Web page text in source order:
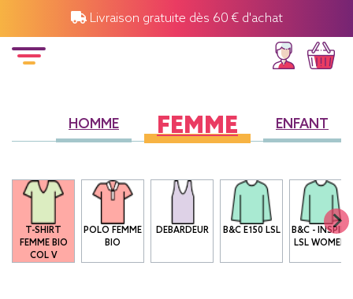
Livraison gratuite dès 60 € d'achat
HOMME FEMME ENFANT
T-SHIRT
FEMME BIO
COL V
POLO FEMME
BIO
DEBARDEUR B&C E150 LSL
B&C - INSPIRE
LSL WOMEN